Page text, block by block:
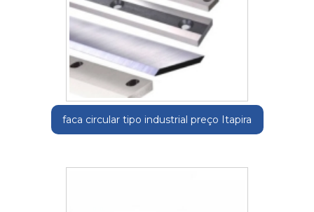
faca circular tipo industrial preço Itapira